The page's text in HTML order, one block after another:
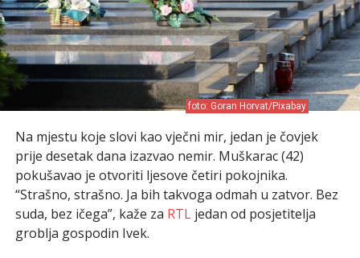
foto: Goran Horvat/Pixabay
Na mjestu koje slovi kao vječni mir, jedan je čovjek
prije desetak dana izazvao nemir. Muškarac (42)
pokušavao je otvoriti ljesove četiri pokojnika.
“Strašno, strašno. Ja bih takvoga odmah u zatvor. Bez
suda, bez ičega”, kaže za RTLjedan od posjetitelja
groblja gospodin Ivek.